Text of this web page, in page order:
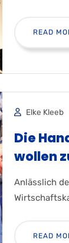
READ
Elke Kleeb
Die
wollen
Anlässlich
READ